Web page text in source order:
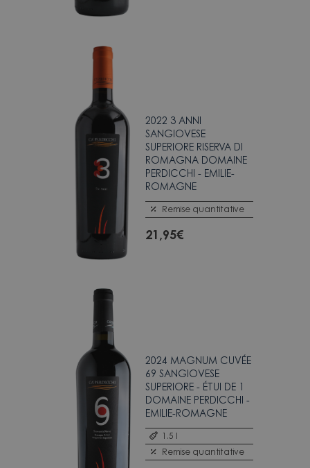
2022 3 ANNI
SANGIOVESE
SUPERIORE RISERVA DI
ROMAGNA DOMAINE
PERDICCHI - EMILIE-
ROMAGNE
Remise quantitative
21,95€
2024 MAGNUM CUVÉE
69 SANGIOVESE
SUPERIORE - ÉTUI DE 1
DOMAINE PERDICCHI -
EMILIE-ROMAGNE
1.5 l
Remise quantitative